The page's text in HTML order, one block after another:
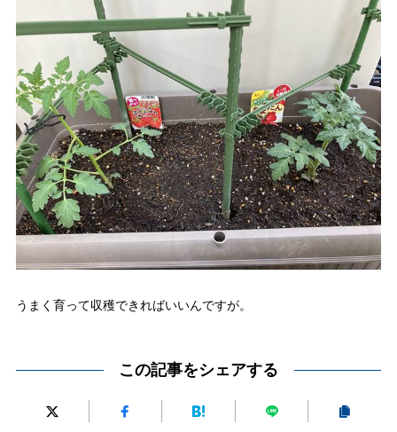
うまく育って収穫できればいいんですが。
この記事をシェアする